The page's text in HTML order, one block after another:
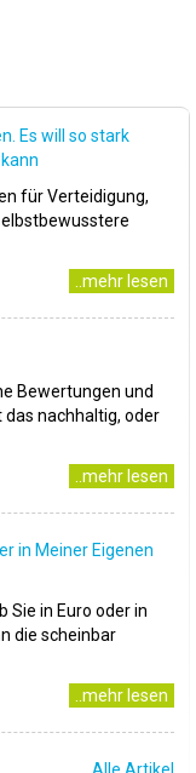
Es will so stark
für Verteidigung,
..mehr lesen
Bewertungen und
nachhaltig, oder
..mehr lesen
in Meiner Eigenen
Sie in Euro oder in
die scheinbar
..mehr lesen